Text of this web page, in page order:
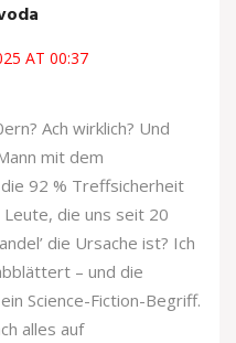
AT 00:37
Ach wirklich? Und
mit dem
92 % Treffsicherheit
die uns seit 20
die Ursache ist? Ich
– und die
Science-Fiction-Begriff.
alles auf